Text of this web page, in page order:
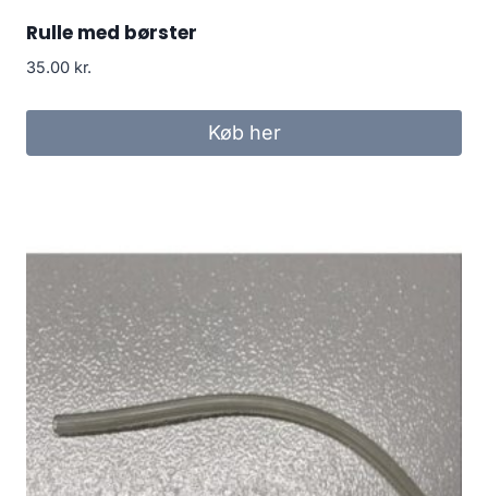
Rulle med børster
35.00 kr.
Køb her